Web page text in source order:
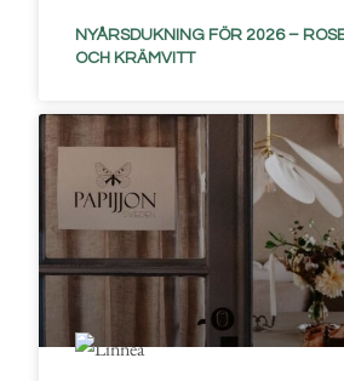
NYÅRSDUKNING FÖR 2026 –
OCH KRÄMVITT